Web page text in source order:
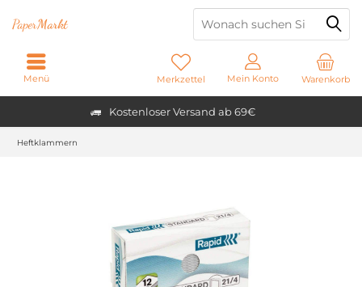
Kostenloser Versand ab 69€
PaperMarkt
Warenkorb
Merkzettel Mein Konto
Menü
Heftklammern